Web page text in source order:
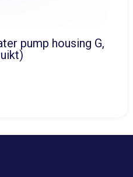
pump housing G,